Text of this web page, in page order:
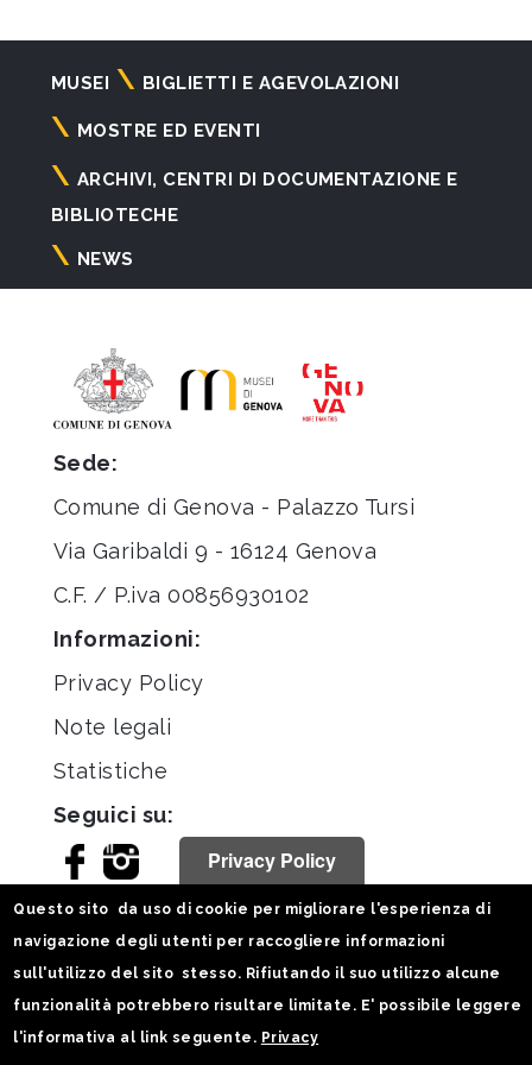
Navigazione
principale
MUSEI BIGLIETTI E AGEVOLAZIONI
MOSTRE ED EVENTI
ARCHIVI, CENTRI DI DOCUMENTAZIONE E
BIBLIOTECHE
NEWS
Sede:
Comune di Genova - Palazzo Tursi
Via Garibaldi 9 - 16124 Genova
C.F. / P.iva 00856930102
Informazioni:
Privacy Policy
Note legali
Statistiche
Seguici su:
Privacy Policy
Questo sito da uso di cookie per migliorare l'esperienza di
navigazione degli utenti per raccogliere informazioni
sull'utilizzo del sito stesso. Rifiutando il suo utilizzo alcune
funzionalità potrebbero risultare limitate. E' possibile leggere
l'informativa al link seguente. Privacy